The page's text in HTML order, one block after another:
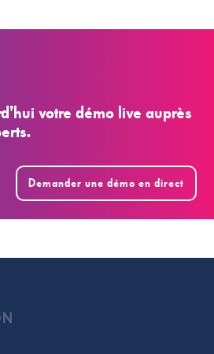
votre démo live auprès
Demander une démo en direct